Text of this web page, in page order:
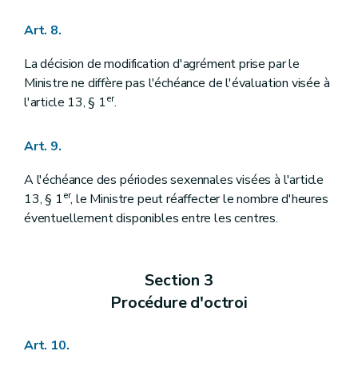
Art. 8.
La décision de modification d'agrément prise par le
Ministre ne diffère pas l'échéance de l'évaluation visée à
l'article 13, § 1er.
Art. 9.
A l'échéance des périodes sexennales visées à l'article
13, § 1er, le Ministre peut réaffecter le nombre d'heures
éventuellement disponibles entre les centres.
Section 3
Procédure d'octroi
Art. 10.